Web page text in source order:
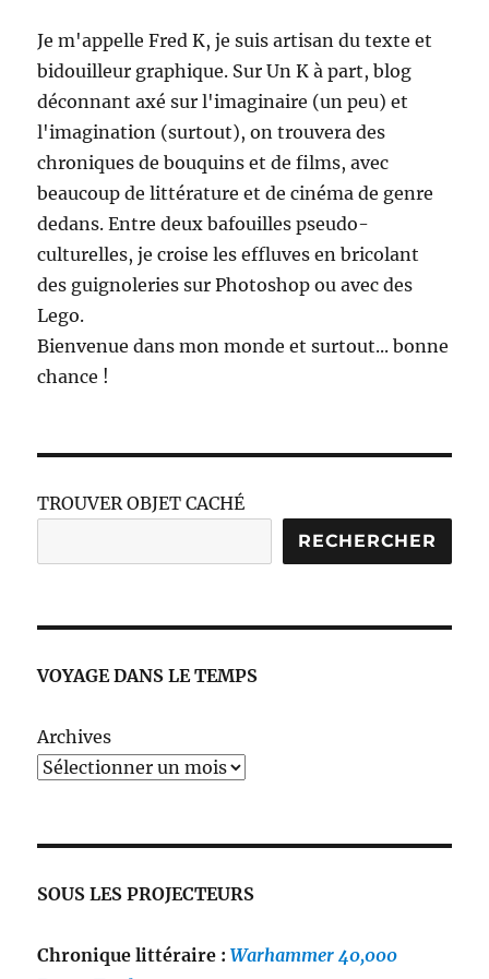
Je m'appelle Fred K, je suis artisan du texte et
bidouilleur graphique. Sur Un K à part, blog
déconnant axé sur l'imaginaire (un peu) et
l'imagination (surtout), on trouvera des
chroniques de bouquins et de films, avec
beaucoup de littérature et de cinéma de genre
dedans. Entre deux bafouilles pseudo-
culturelles, je croise les effluves en bricolant
des guignoleries sur Photoshop ou avec des
Lego.
Bienvenue dans mon monde et surtout... bonne
chance !
TROUVER OBJET CACHÉ
RECHERCHER
VOYAGE DANS LE TEMPS
Archives
SOUS LES PROJECTEURS
Chronique littéraire :Warhammer 40,000